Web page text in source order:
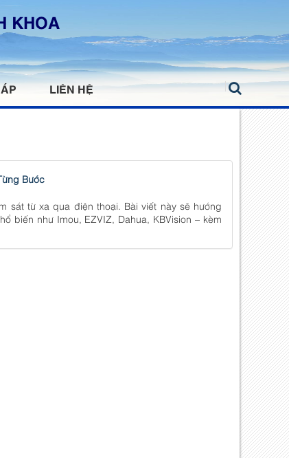
KHOA
LIÊN HỆ
Bước
sát từ xa qua điện thoại. Bài viết này sẽ hướng
biến như Imou, EZVIZ, Dahua, KBVision – kèm